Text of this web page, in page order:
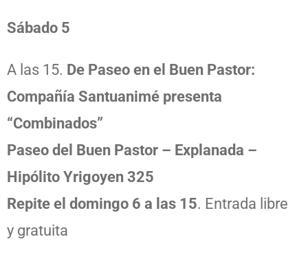
Sábado 5
A las 15. De Paseo en el Buen Pastor:
Compañía Santuanimé presenta
“Combinados”
Paseo del Buen Pastor – Explanada –
Hipólito Yrigoyen 325
Repite el domingo 6 a las 15. Entrada libre
y gratuita